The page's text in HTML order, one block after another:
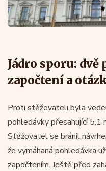
Jádro sporu:
započtení a
Proti stěžovateli byla
pohledávky přesahující 5,1
Stěžovatel se bránil
že vymáhaná pohledávka
započtením. Ještě před